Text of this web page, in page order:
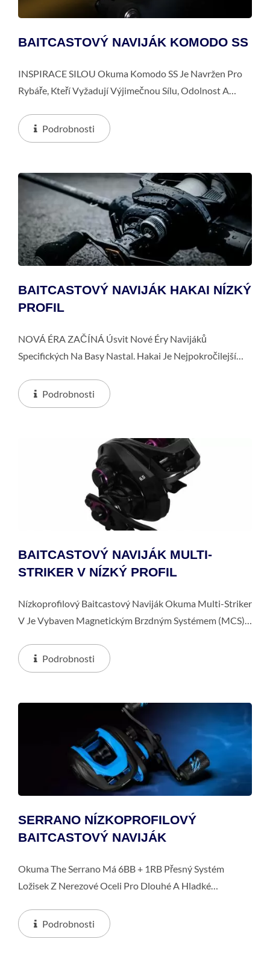
BAITCASTOVÝ NAVIJÁK KOMODO SS
INSPIRACE SILOU Okuma Komodo SS Je Navržen Pro
Rybáře, Kteří Vyžadují Výjimečnou Sílu, Odolnost A
Vybaven Nerezovými Převody...
Podrobnosti
BAITCASTOVÝ NAVIJÁK HAKAI NÍZKÝ
PROFIL
NOVÁ ÉRA ZAČÍNÁ Úsvit Nové Éry Navijáků
Specifických Na Basy Nastal. Hakai Je Nejpokročilejší
Dokonalou Rovnováhu Lehkosti, Síly...
Podrobnosti
BAITCASTOVÝ NAVIJÁK MULTI-
STRIKER V NÍZKÝ PROFIL
Nízkoprofilový Baitcastový Naviják Okuma Multi-Striker
V Je Vybaven Magnetickým Brzdným Systémem (MCS)
Korozi.Podrobnosti
SERRANO NÍZKOPROFILOVÝ
BAITCASTOVÝ NAVIJÁK
Okuma The Serrano Má 6BB + 1RB Přesný Systém
Ložisek Z Nerezové Oceli Pro Dlouhé A Hladké
Je Dobré Pro Pevné Zajištění Háčku. Přesně...
Podrobnosti